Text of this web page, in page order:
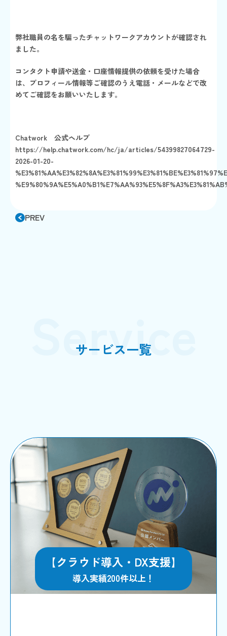
弊社職員の名を騙ったチャットワークアカウントが確認され
ました。
コンタクト申請や送金・口座情報提供の依頼を受けた場合
は、プロフィール情報等ご確認のうえ電話・メールなどで改
めてご確認をお願いいたします。
Chatwork 公式ヘルプ
https://help.chatwork.com/hc/ja/articles/54399827064729-
2026-01-20-
PREV
Service
【クラウド導入・DX支援】
導入実績200件以上！